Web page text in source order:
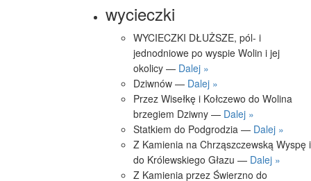
wycieczki
WYCIECZKI DŁUŻSZE, pól- i
jednodniowe po wyspie Wolin i jej
okolicy — Dalej »
Dziwnów — Dalej »
Przez Wisełkę i Kołczewo do Wolina
brzegiem Dziwny — Dalej »
Statkiem do Podgrodzia — Dalej »
Z Kamienia na Chrząszczewską Wyspę i
do Królewskiego Głazu — Dalej »
Z Kamienia przez Świerzno do